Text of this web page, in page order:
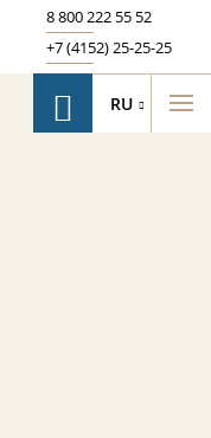
8 800 222 55 52
+7 (4152) 25-25-25
RU